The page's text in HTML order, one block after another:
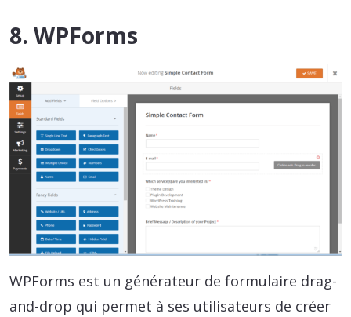
8. WPForms
WPForms est un générateur de formulaire drag-
and-drop qui permet à ses utilisateurs de créer